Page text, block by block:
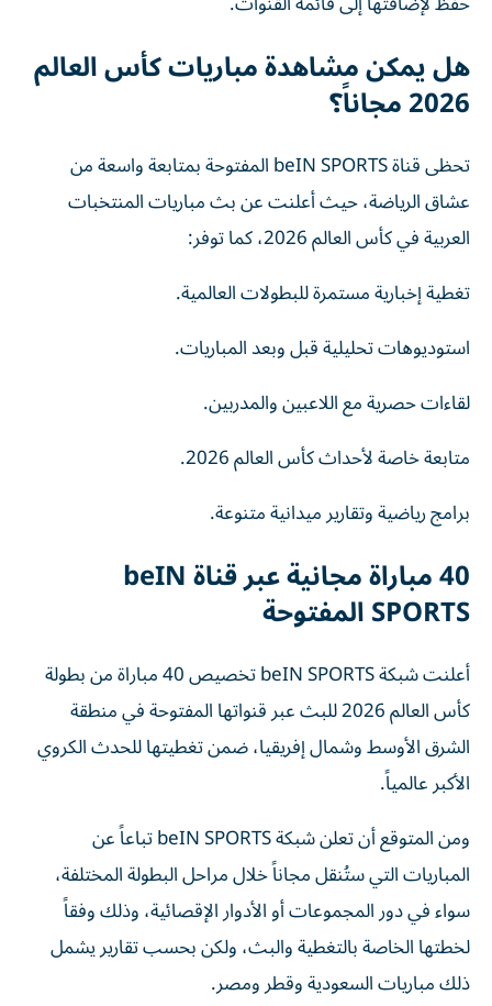
هل يمكن مشاهدة مباريات كأس العالم
2026 مجاناً؟
تحظى قناة beIN SPORTS المفتوحة بمتابعة واسعة من
عشاق الرياضة، حيث أعلنت عن بث مباريات المنتخبات
العربية في كأس العالم 2026، كما توفر:
تغطية إخبارية مستمرة للبطولات العالمية.
استوديوهات تحليلية قبل وبعد المباريات.
لقاءات حصرية مع اللاعبين والمدربين.
متابعة خاصة لأحداث كأس العالم 2026.
برامج رياضية وتقارير ميدانية متنوعة.
40 مباراة مجانية عبر قناة beIN
SPORTS المفتوحة
أعلنت شبكة beIN SPORTS تخصيص 40 مباراة من بطولة
كأس العالم 2026 للبث عبر قنواتها المفتوحة في منطقة
الشرق الأوسط وشمال إفريقيا، ضمن تغطيتها للحدث الكروي
الأكبر عالمياً.
ومن المتوقع أن تعلن شبكة beIN SPORTS تباعاً عن
المباريات التي ستُنقل مجاناً خلال مراحل البطولة المختلفة،
سواء في دور المجموعات أو الأدوار الإقصائية، وذلك وفقاً
لخطتها الخاصة بالتغطية والبث، ولكن بحسب تقارير يشمل
ذلك مباريات السعودية وقطر ومصر.